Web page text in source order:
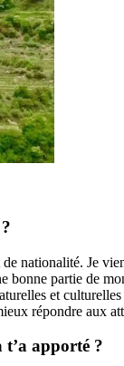
nationalité. Je
bonne partie de
et
répondre aux
t’a apporté ?